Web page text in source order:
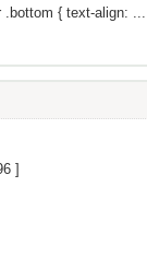
.bottom { text-align: ...
]